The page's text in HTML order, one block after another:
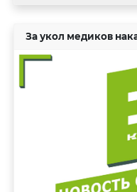
За укол медиков